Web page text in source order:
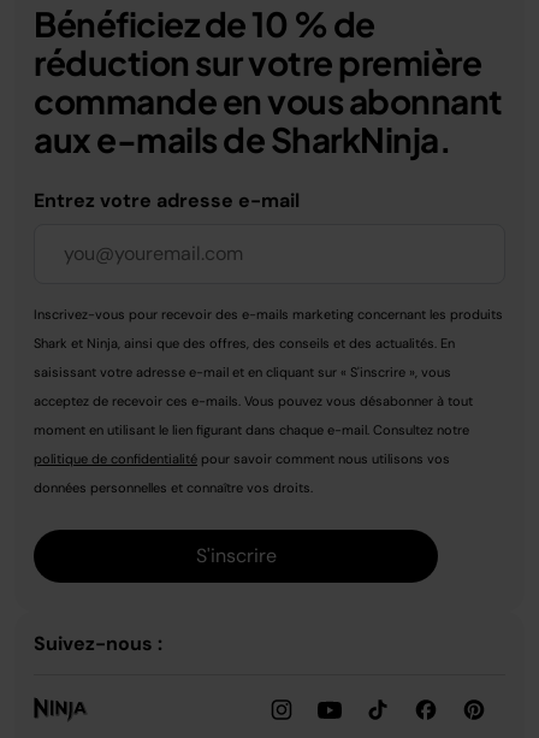
Bénéficiez de 10 % de
réduction sur votre première
commande en vous abonnant
aux e-mails de SharkNinja.
Entrez votre adresse e-mail
Inscrivez-vous pour recevoir des e-mails marketing concernant les produits
Shark et Ninja, ainsi que des offres, des conseils et des actualités. En
saisissant votre adresse e-mail et en cliquant sur « S'inscrire », vous
acceptez de recevoir ces e-mails. Vous pouvez vous désabonner à tout
moment en utilisant le lien figurant dans chaque e-mail. Consultez notre
politique de confidentialité pour savoir comment nous utilisons vos
données personnelles et connaître vos droits.
S'inscrire
Suivez-nous :